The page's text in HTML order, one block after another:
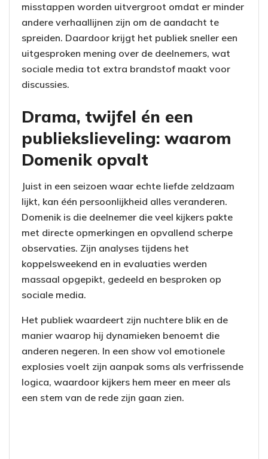
misstappen worden uitvergroot omdat er minder
andere verhaallijnen zijn om de aandacht te
spreiden. Daardoor krijgt het publiek sneller een
uitgesproken mening over de deelnemers, wat
sociale media tot extra brandstof maakt voor
discussies.
Drama, twijfel én een
publiekslieveling: waarom
Domenik opvalt
Juist in een seizoen waar echte liefde zeldzaam
lijkt, kan één persoonlijkheid alles veranderen.
Domenik is die deelnemer die veel kijkers pakte
met directe opmerkingen en opvallend scherpe
observaties. Zijn analyses tijdens het
koppelsweekend en in evaluaties werden
massaal opgepikt, gedeeld en besproken op
sociale media.
Het publiek waardeert zijn nuchtere blik en de
manier waarop hij dynamieken benoemt die
anderen negeren. In een show vol emotionele
explosies voelt zijn aanpak soms als verfrissende
logica, waardoor kijkers hem meer en meer als
een stem van de rede zijn gaan zien.